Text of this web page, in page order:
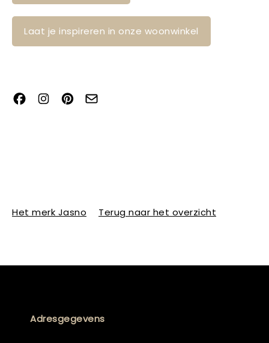
Laat je inspireren in onze woonwinkel
Het merk Jasno Terug naar het overzicht
Adresgegevens